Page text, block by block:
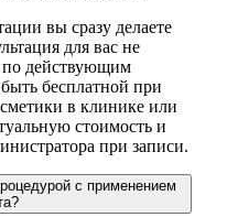
вы сразу делаете
для вас не
по действующим
бесплатной при
в клинике или
стоимость и
при записи.
с применением